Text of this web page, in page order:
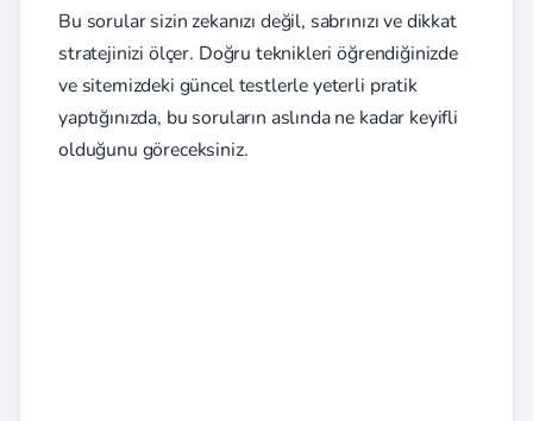
Bu sorular sizin zekanızı değil, sabrınızı ve dikkat
stratejinizi ölçer. Doğru teknikleri öğrendiğinizde
ve sitemizdeki güncel testlerle yeterli pratik
yaptığınızda, bu soruların aslında ne kadar keyifli
olduğunu göreceksiniz.